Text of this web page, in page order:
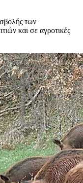
των
και σε αγροτικές